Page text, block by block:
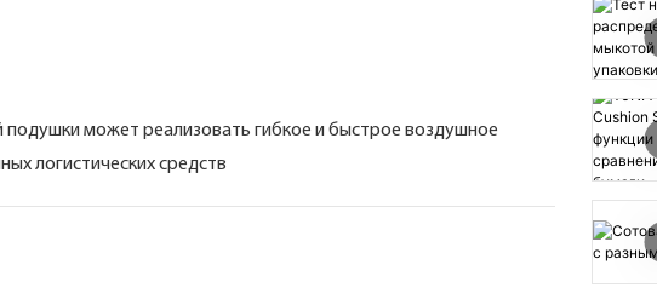
может реализовать гибкое и быстрое воздушное
логистических средств